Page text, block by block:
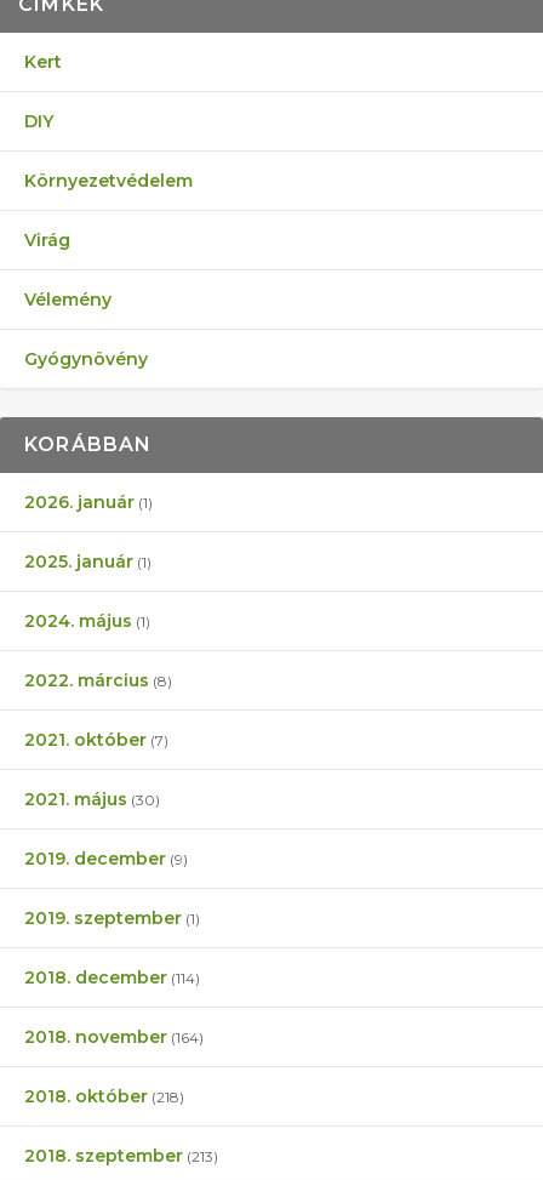
Kert
DIY
Környezetvédelem
Virág
Vélemény
Gyógynövény
KORÁBBAN
2026. január (1)
2025. január (1)
2024. május (1)
2022. március (8)
2021. október (7)
2021. május (30)
2019. december (9)
2019. szeptember (1)
2018. december (114)
2018. november (164)
2018. október (218)
2018. szeptember (213)